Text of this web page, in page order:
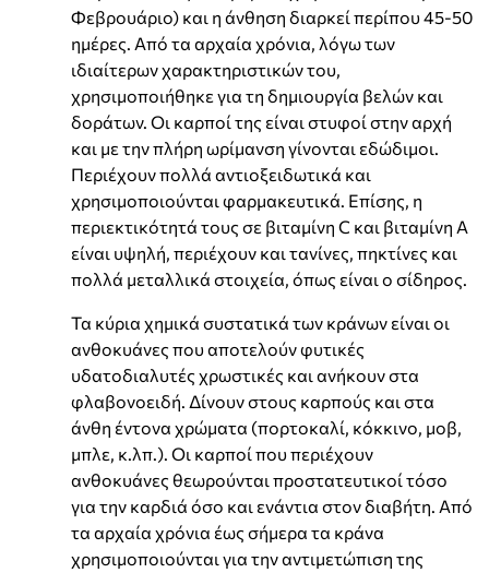
Φεβρουάριο) και η άνθηση διαρκεί περίπου 45-50
ημέρες. Από τα αρχαία χρόνια, λόγω των
ιδιαίτερων χαρακτηριστικών του,
χρησιμοποιήθηκε για τη δημιουργία βελών και
δοράτων. Οι καρποί της είναι στυφοί στην αρχή
και με την πλήρη ωρίμανση γίνονται εδώδιμοι.
Περιέχουν πολλά αντιοξειδωτικά και
χρησιμοποιούνται φαρμακευτικά. Επίσης, η
περιεκτικότητά τους σε βιταμίνη C και βιταμίνη Α
είναι υψηλή, περιέχουν και τανίνες, πηκτίνες και
πολλά μεταλλικά στοιχεία, όπως είναι ο σίδηρος.
Τα κύρια χημικά συστατικά των κράνων είναι οι
ανθοκυάνες που αποτελούν φυτικές
υδατοδιαλυτές χρωστικές και ανήκουν στα
φλαβονοειδή. Δίνουν στους καρπούς και στα
άνθη έντονα χρώματα (πορτοκαλί, κόκκινο, μοβ,
μπλε, κ.λπ.). Οι καρποί που περιέχουν
ανθοκυάνες θεωρούνται προστατευτικοί τόσο
για την καρδιά όσο και ενάντια στον διαβήτη. Από
τα αρχαία χρόνια έως σήμερα τα κράνα
χρησιμοποιούνται για την αντιμετώπιση της